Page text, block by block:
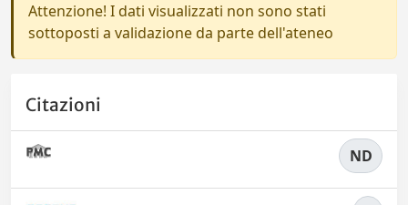
Attenzione! I dati visualizzati non sono stati
sottoposti a validazione da parte dell'ateneo
Citazioni
ND